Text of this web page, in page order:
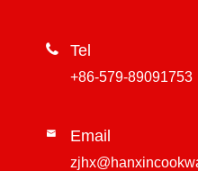
 Tel
+86-579-89091753
 Email